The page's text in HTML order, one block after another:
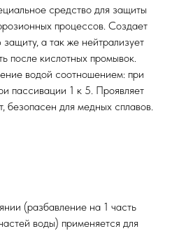
средство для защиты
процессов. Создает
а так же нейтрализует
после кислотных промывок.
водой соотношением: при
пассивации 1 к 5. Проявляет
безопасен для медных сплавов.
(разбавление на 1 часть
воды) применяется для